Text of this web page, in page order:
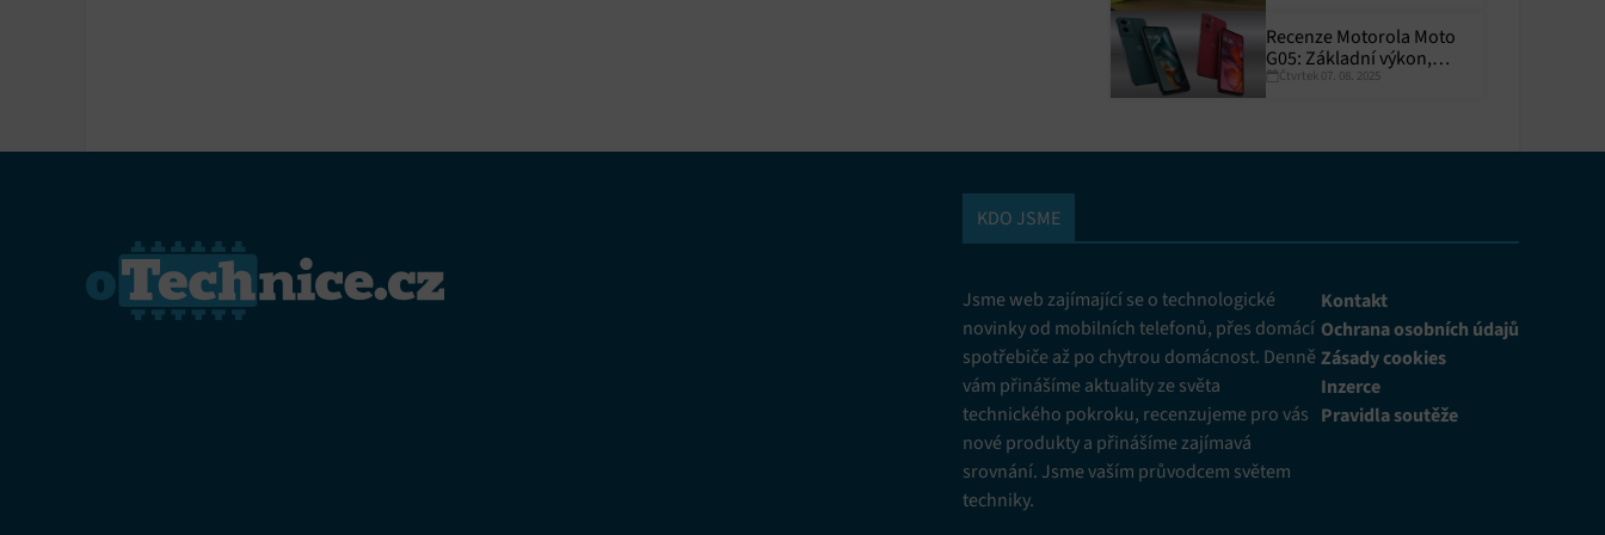
Recenze Motorola Moto
G05: Základní výkon,
skvělá výdrž
Čtvrtek 07. 08. 2025
KDO JSME
Jsme web zajímající se o technologické
novinky od mobilních telefonů, přes domácí
spotřebiče až po chytrou domácnost. Denně
vám přinášíme aktuality ze světa
technického pokroku, recenzujeme pro vás
nové produkty a přinášíme zajímavá
srovnání. Jsme vaším průvodcem světem
techniky.
Kontakt
Ochrana osobních údajů
Zásady cookies
Inzerce
Pravidla soutěže